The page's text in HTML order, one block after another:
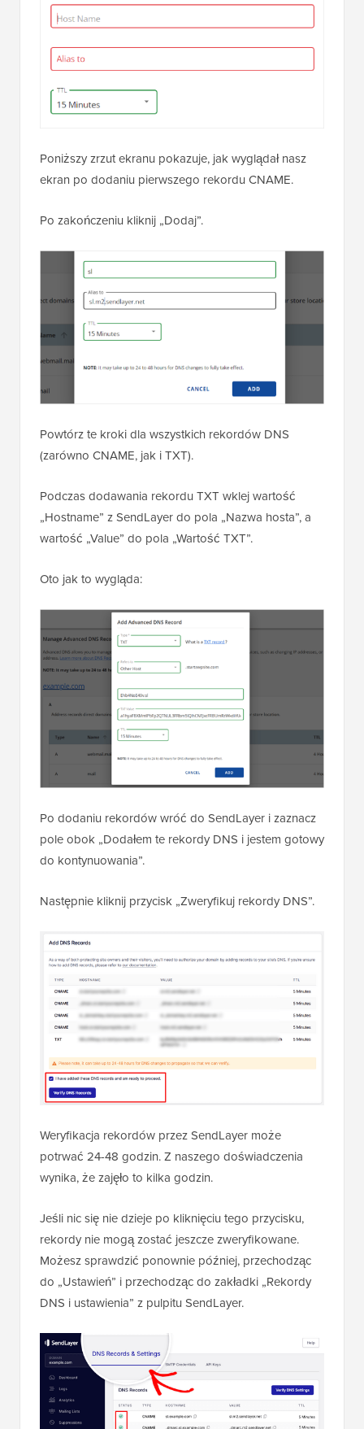
Poniższy zrzut ekranu pokazuje, jak wyglądał nasz
ekran po dodaniu pierwszego rekordu CNAME.
Po zakończeniu kliknij „Dodaj”.
Powtórz te kroki dla wszystkich rekordów DNS
(zarówno CNAME, jak i TXT).
Podczas dodawania rekordu TXT wklej wartość
„Hostname” z SendLayer do pola „Nazwa hosta”, a
wartość „Value” do pola „Wartość TXT”.
Oto jak to wygląda:
Po dodaniu rekordów wróć do SendLayer i zaznacz
pole obok „Dodałem te rekordy DNS i jestem gotowy
do kontynuowania”.
Następnie kliknij przycisk „Zweryfikuj rekordy DNS”.
Weryfikacja rekordów przez SendLayer może
potrwać 24-48 godzin. Z naszego doświadczenia
wynika, że zajęło to kilka godzin.
Jeśli nic się nie dzieje po kliknięciu tego przycisku,
rekordy nie mogą zostać jeszcze zweryfikowane.
Możesz sprawdzić ponownie później, przechodząc
do „Ustawień” i przechodząc do zakładki „Rekordy
DNS i ustawienia” z pulpitu SendLayer.